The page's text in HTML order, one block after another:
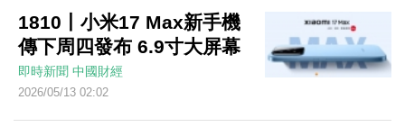
1810丨小米17 Max新手機
傳下周四發布 6.9寸大屏幕
即時新聞 中國財經
2026/05/13 02:02